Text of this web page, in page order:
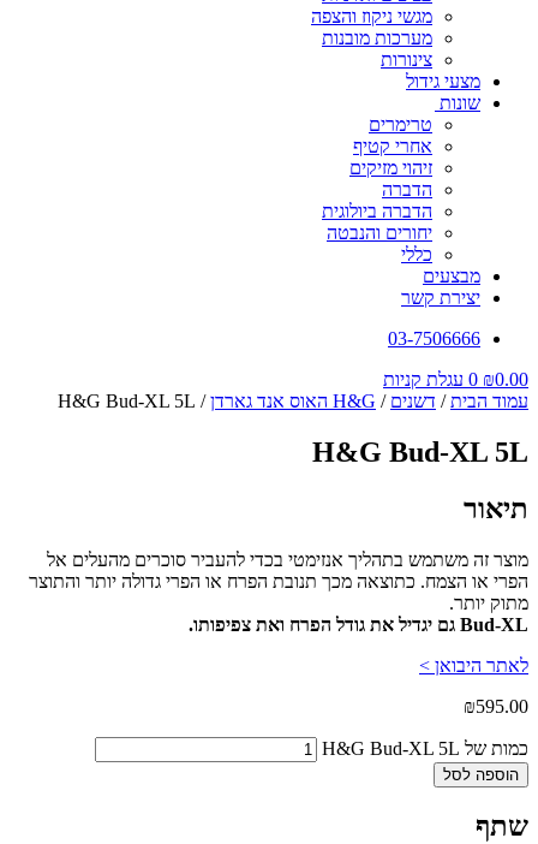
מגשי ניקוז והצפה
מערכות מובנות
צינורות
מצעי גידול
שונות
טרימרים
אחרי קטיף
זיהוי מזיקים
הדברה
הדברה ביולוגית
יחורים והנבטה
כללי
מבצעים
יצירת קשר
03-7506666
₪0.00
0 עגלת קניות
עמוד הבית/ דשנים / H&G האוס אנד גארדן / H&G Bud-XL 5L
H&G Bud-XL 5L
תיאור
מוצר זה משתמש בתהליך אנזימטי בכדי להעביר סוכרים מהעלים אל
הפרי או הצמח. כתוצאה מכך תנובת הפרח או הפרי גדולה יותר והתוצר
מתוק יותר.
Bud-XL גם יגדיל את גודל הפרח ואת צפיפותו.
לאתר היבואן >
₪595.00
כמות של H&G Bud-XL 5L
הוספה לסל
שתף